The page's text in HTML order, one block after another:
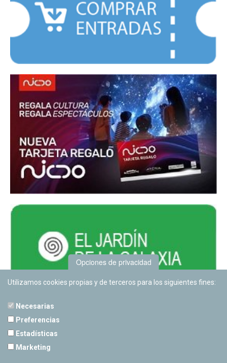
Opciones de privacidad
Utilizamos cookies propias y de terceros para los siguientes fines:
Necesarias
Preferencias
Estadísticas
Marketing